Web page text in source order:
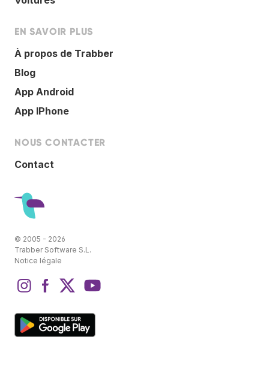
EN SAVOIR PLUS
À propos de Trabber
Blog
App Android
App IPhone
NOUS CONTACTER
Contact
© 2005 - 2026
Trabber Software S.L.
Notice légale